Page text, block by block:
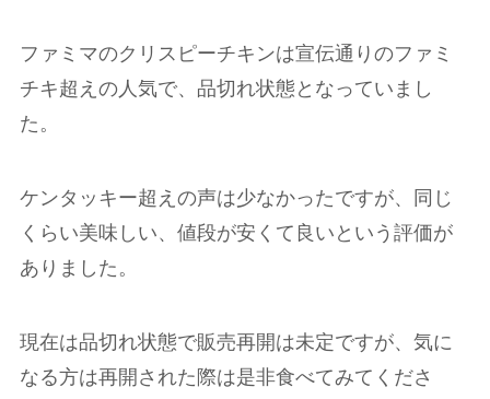
ファミマのクリスピーチキンは宣伝通りのファミ
チキ超えの人気で、品切れ状態となっていまし
た。
ケンタッキー超えの声は少なかったですが、同じ
くらい美味しい、値段が安くて良いという評価が
ありました。
現在は品切れ状態で販売再開は未定ですが、気に
なる方は再開された際は是非食べてみてくださ